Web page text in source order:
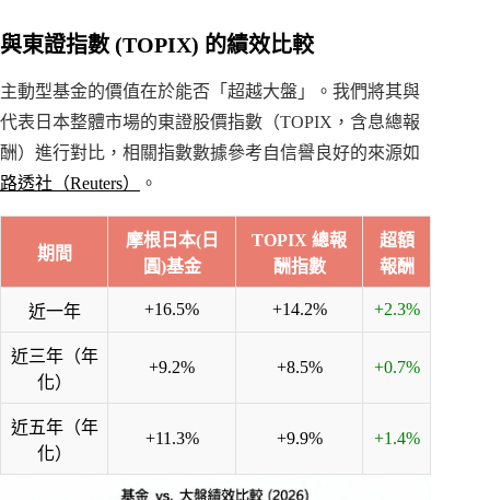
與東證指數 (TOPIX) 的績效比較
主動型基金的價值在於能否「超越大盤」。我們將其與
代表日本整體市場的東證股價指數（TOPIX，含息總報
酬）進行對比，相關指數數據參考自信譽良好的來源如
路透社（Reuters）
。
期間
摩根日本(日
圓)基金
TOPIX 總報
酬指數
超額
報酬
近一年 +16.5% +14.2% +2.3%
近三年（年
化）
+9.2% +8.5% +0.7%
近五年（年
化）
+11.3% +9.9% +1.4%